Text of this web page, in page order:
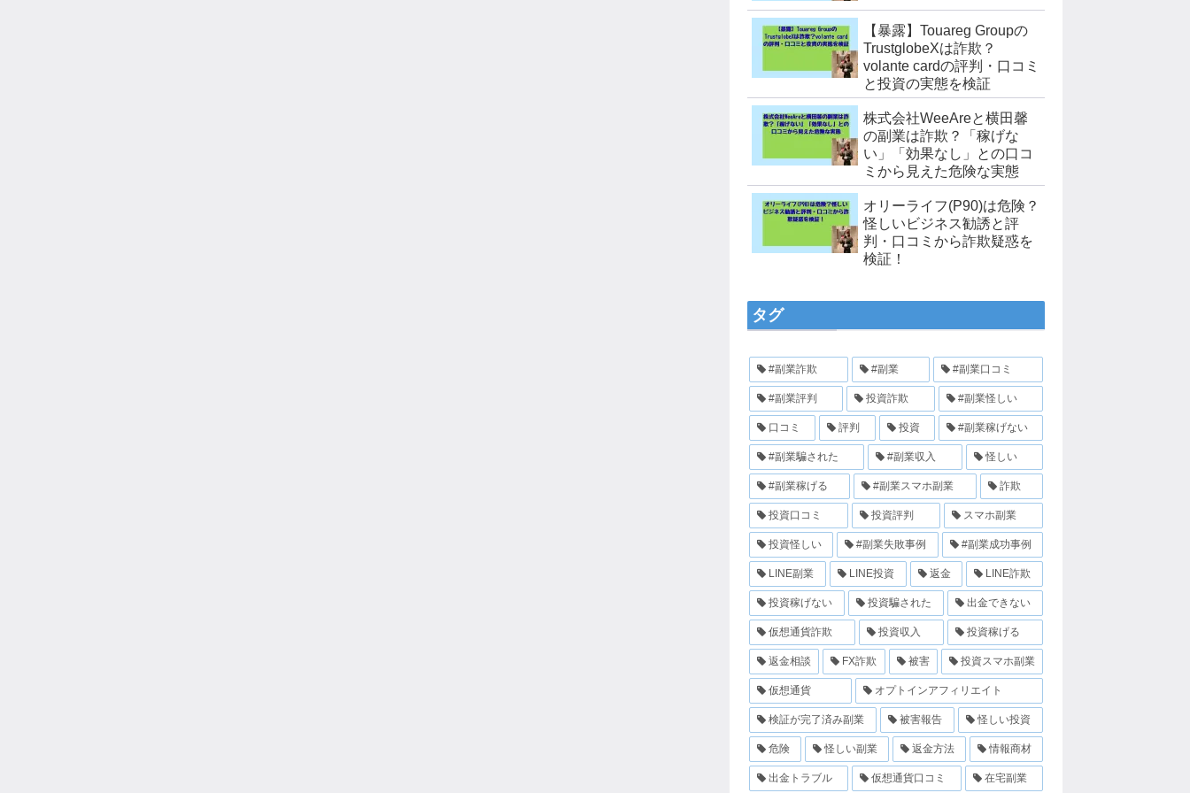
【暴露】Touareg Groupの
TrustglobeXは詐欺？
volante cardの評判・口コミ
と投資の実態を検証
株式会社WeeAreと横田馨
の副業は詐欺？「稼げな
い」「効果なし」との口コ
ミから見えた危険な実態
オリーライフ(P90)は危険？
怪しいビジネス勧誘と評
判・口コミから詐欺疑惑を
検証！
タグ
#副業詐欺 #副業 #副業口コミ
#副業評判 投資詐欺 #副業怪しい
口コミ 評判 投資 #副業稼げない
#副業騙された #副業収入 怪しい
#副業稼げる #副業スマホ副業 詐欺
投資口コミ 投資評判 スマホ副業
投資怪しい #副業失敗事例 #副業成功事例
LINE副業 LINE投資 返金 LINE詐欺
投資稼げない 投資騙された 出金できない
仮想通貨詐欺 投資収入 投資稼げる
返金相談 FX詐欺 被害 投資スマホ副業
仮想通貨 オプトインアフィリエイト
検証が完了済み副業 被害報告 怪しい投資
危険 怪しい副業 返金方法 情報商材
出金トラブル 仮想通貨口コミ 在宅副業